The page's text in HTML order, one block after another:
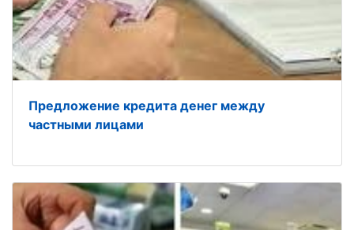
Предложение кредита денег между
частными лицами